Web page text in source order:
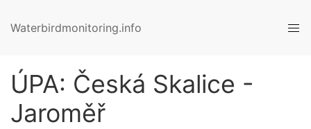
Waterbirdmonitoring.info
ÚPA: Česká Skalice -
Jaroměř